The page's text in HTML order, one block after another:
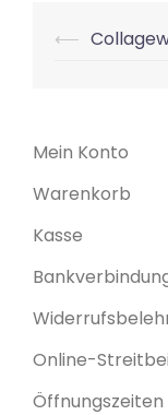
Beitrags-
⟵
Mein Konto
Warenkorb
Kasse
Online-